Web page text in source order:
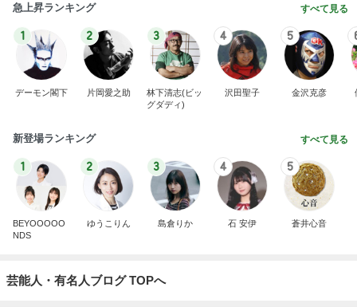
急上昇ランキング すべて見る
1
デーモン閣下
2
片岡愛之助
3
林下清志(ビッ
グダディ)
4
沢田聖子
5
金沢克彦
新登場ランキング すべて見る
1
BEYOOOOO
NDS
2
ゆうこりん
3
島倉りか
4
石 安伊
5
蒼井心音
芸能人・有名人ブログ TOPへ